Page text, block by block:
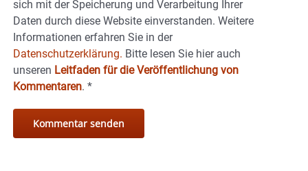
sich mit der Speicherung und Verarbeitung Ihrer
Daten durch diese Website einverstanden. Weitere
Informationen erfahren Sie in der
Datenschutzerklärung. Bitte lesen Sie hier auch
unseren Leitfaden für die Veröffentlichung von
Kommentaren. *